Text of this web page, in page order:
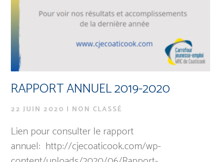
RAPPORT ANNUEL 2019-2020
22 JUIN 2020 | NON CLASSÉ
Lien pour consulter le rapport
annuel: http://cjecoaticook.com/wp-